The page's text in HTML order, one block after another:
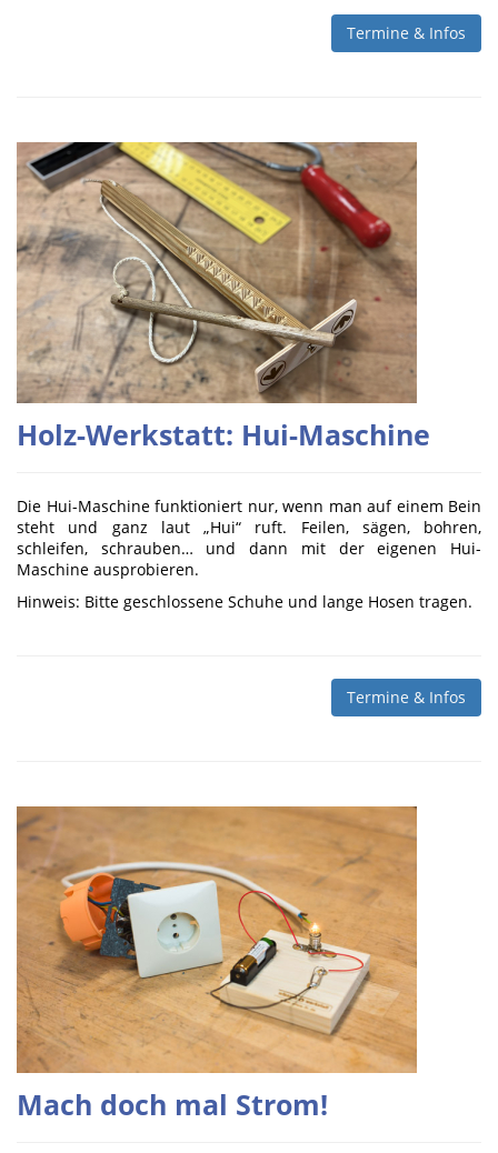
Termine & Infos
Holz-Werkstatt: Hui-Maschine
Die Hui-Maschine funktioniert nur, wenn man auf einem Bein
steht und ganz laut „Hui“ ruft. Feilen, sägen, bohren,
schleifen, schrauben… und dann mit der eigenen Hui-
Maschine ausprobieren.
Hinweis: Bitte geschlossene Schuhe und lange Hosen tragen.
Termine & Infos
Mach doch mal Strom!